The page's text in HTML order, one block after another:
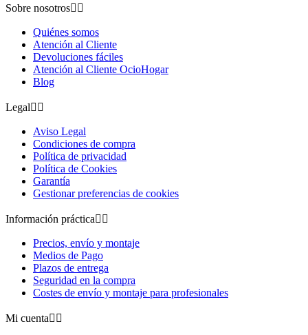
Sobre nosotros 
Quiénes somos
Atención al Cliente
Devoluciones fáciles
Atención al Cliente OcioHogar
Blog
Legal 
Aviso Legal
Condiciones de compra
Política de privacidad
Política de Cookies
Garantía
Gestionar preferencias de cookies
Información práctica 
Precios, envío y montaje
Medios de Pago
Plazos de entrega
Seguridad en la compra
Costes de envío y montaje para profesionales
Mi cuenta 